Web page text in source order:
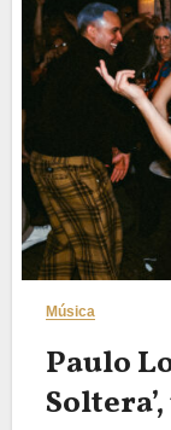
Música
Paulo